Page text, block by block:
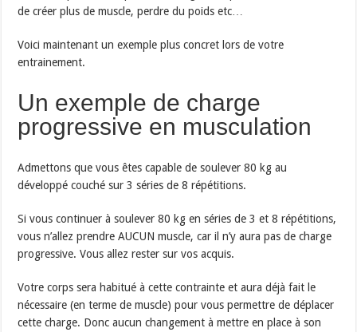
de créer plus de muscle, perdre du poids etc…
Voici maintenant un exemple plus concret lors de votre
entrainement.
Un exemple de charge
progressive en musculation
Admettons que vous êtes capable de soulever 80 kg au
développé couché sur 3 séries de 8 répétitions.
Si vous continuer à soulever 80 kg en séries de 3 et 8 répétitions,
vous n’allez prendre AUCUN muscle, car il n’y aura pas de charge
progressive. Vous allez rester sur vos acquis.
Votre corps sera habitué à cette contrainte et aura déjà fait le
nécessaire (en terme de muscle) pour vous permettre de déplacer
cette charge. Donc aucun changement à mettre en place à son